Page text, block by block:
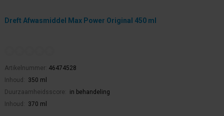
Dreft Afwasmiddel Max Power Original 450 ml
Artikelnummer: 46474528
Inhoud:
350 ml
Duurzaamheidsscore:
in behandeling
Inhoud:
370 ml